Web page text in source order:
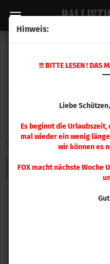
Hinweis:
!!! BITTE LESEN ! DAS
Liebe
Es beginnt die
mal wieder ein wenig
wir können es
FOX macht nächste Woche
FILTER
2 3 »